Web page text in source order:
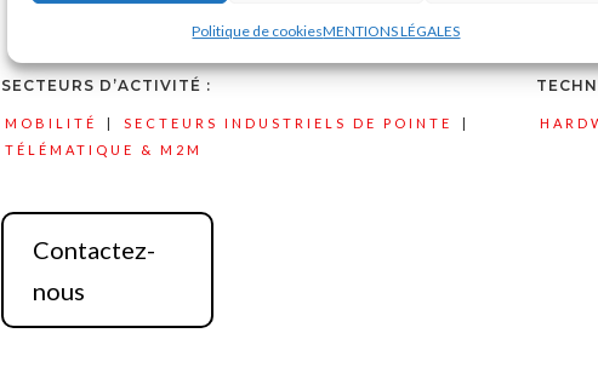
Politique de cookiesMENTIONS LÉGALES
SECTEURS D’ACTIVITÉ :
MOBILITÉ | SECTEURS INDUSTRIELS DE POINTE
|
TÉLÉMATIQUE & M2M
Contactez-
nous